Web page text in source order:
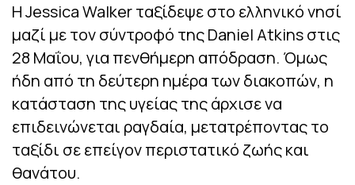
Η Jessica Walker ταξίδεψε στο ελληνικό νησί
μαζί με τον σύντροφό της Daniel Atkins στις
28 Μαΐου, για πενθήμερη απόδραση. Όμως
ήδη από τη δεύτερη ημέρα των διακοπών, η
κατάσταση της υγείας της άρχισε να
επιδεινώνεται ραγδαία, μετατρέποντας το
ταξίδι σε επείγον περιστατικό ζωής και
θανάτου.